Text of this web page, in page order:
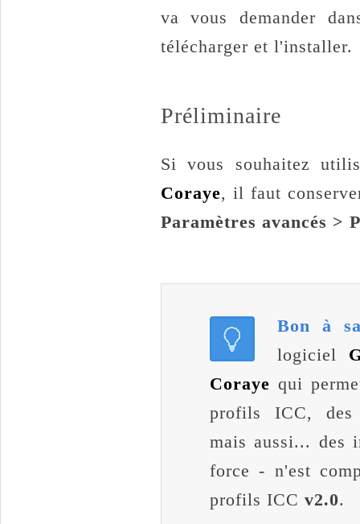
va vous demander
télécharger et l'installer.
Préliminaire
Si vous souhaitez
Coraye, il faut
Paramètres avancés >
Bon à
logiciel
Coraye qui
profils ICC, des
mais aussi... des
force - n'est
profils ICC v2.0.